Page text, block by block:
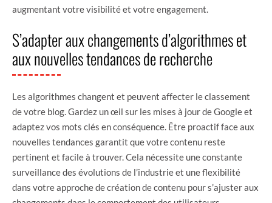
augmentant votre visibilité et votre engagement.
S’adapter aux changements d’algorithmes et
aux nouvelles tendances de recherche
Les algorithmes changent et peuvent affecter le classement
de votre blog. Gardez un œil sur les mises à jour de Google et
adaptez vos mots clés en conséquence. Être proactif face aux
nouvelles tendances garantit que votre contenu reste
pertinent et facile à trouver. Cela nécessite une constante
surveillance des évolutions de l’industrie et une flexibilité
dans votre approche de création de contenu pour s’ajuster aux